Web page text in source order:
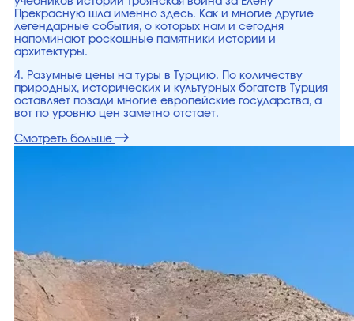
Прекрасную шла именно здесь. Как и многие другие
легендарные события, о которых нам и сегодня
напоминают роскошные памятники истории и
архитектуры.
4. Разумные цены на туры в Турцию. По количеству
природных, исторических и культурных богатств Турция
оставляет позади многие европейские государства, а
вот по уровню цен заметно отстает.
Смотреть больше